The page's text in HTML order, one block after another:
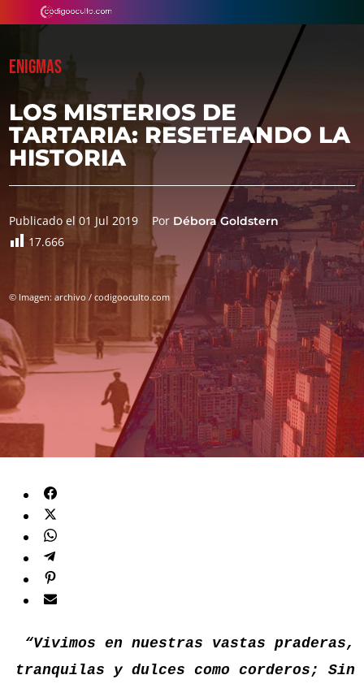
ENIGMAS
LOS MISTERIOS DE
TARTARIA: RESETEANDO LA
HISTORIA
Publicado el 01 Jul 2019 Por Débora Goldstern
17.666
© Imagen: archivo / codigooculto.com
“Vivimos en nuestras vastas praderas,
tranquilas y dulces como corderos; Sin